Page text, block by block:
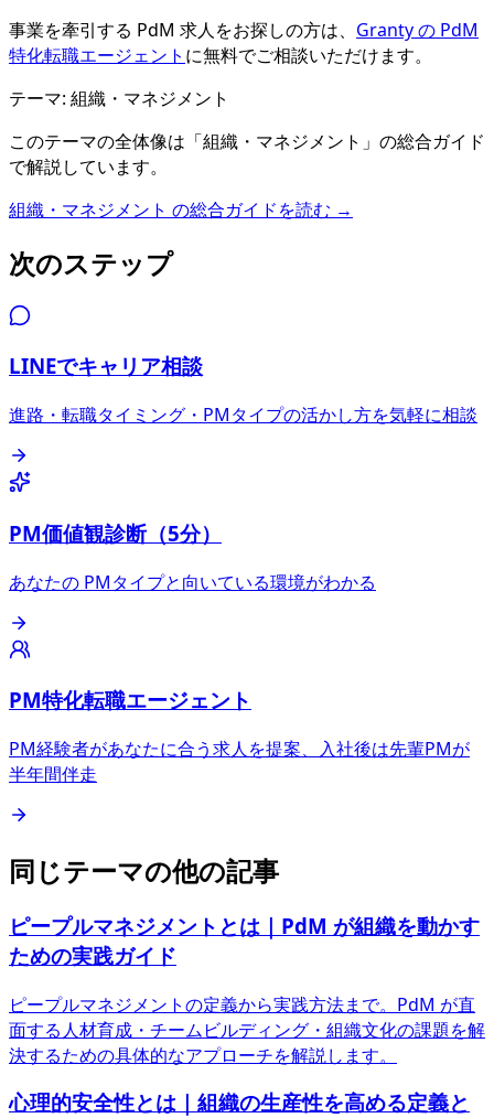
事業を牽引する PdM 求人をお探しの方は、 Granty の PdM
特化転職エージェント に無料でご相談いただけます。
テーマ: 組織・マネジメント
このテーマの全体像は「組織・マネジメント 」の総合ガイド
で解説しています。
組織・マネジメント の総合ガイドを読む →
次のステップ
LINEでキャリア相談
進路・転職タイミング・PMタイプの活かし方を気軽に相談
PM価値観診断（5分）
あなたの PMタイプと向いている環境がわかる
PM特化転職エージェント
PM経験者があなたに合う求人を提案、入社後は先輩PMが
半年間伴走
同じテーマの他の記事
ピープルマネジメントとは｜PdM が組織を動かす
ための実践ガイド
ピープルマネジメントの定義から実践方法まで。PdM が直
面する人材育成・チームビルディング・組織文化の課題を解
決するための具体的なアプローチを解説します。
心理的安全性とは｜組織の生産性を高める定義と